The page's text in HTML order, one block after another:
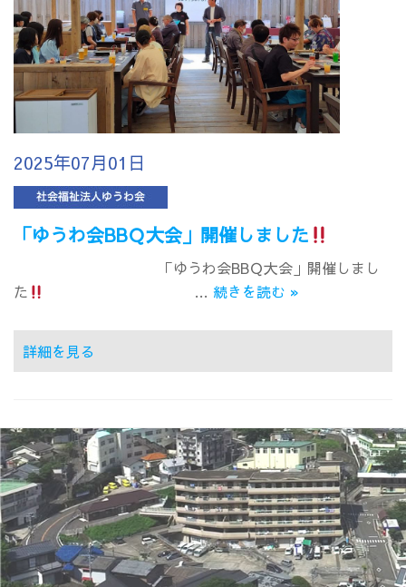
2025年07月01日
「ゆうわ会BBＱ大会」開催しました
「ゆうわ会BBＱ大会」開催しまし
た
…続きを読む »
詳細を見る